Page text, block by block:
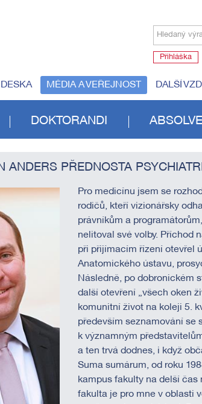
Hledaný
Přihláška
MÉDIA A VEŘEJNOST DALŠÍ
DOKTORANDI
ANDERS PŘEDNOSTA
Pro medicínu jsem se
rodičů, kteří vizionářsky
právníkům a
nelitoval své volby. Příchod
při přijímacím řízení otevřel
Anatomického ústavu,
Následně, po dobronickém
další otevření „všech oken
komunitní život na koleji 5.
především seznamování se
k významným
a ten trvá dodnes, i když
Suma sumárum, od roku
kampus fakulty na delší
fakulta je pro mne v oblasti